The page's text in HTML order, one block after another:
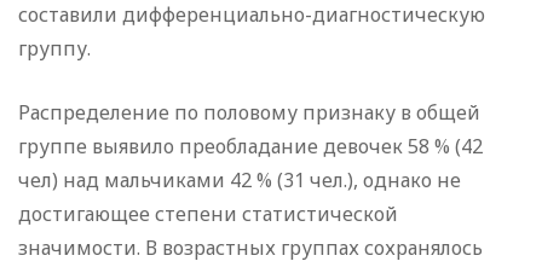
составили дифференциально-диагностическую
группу.
Распределение по половому признаку в общей
группе выявило преобладание девочек 58 % (42
чел) над мальчиками 42 % (31 чел.), однако не
достигающее степени статистической
значимости. В возрастных группах сохранялось